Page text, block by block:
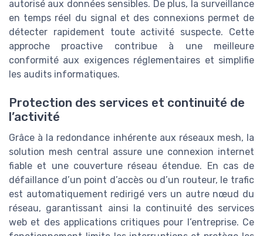
autorisé aux données sensibles. De plus, la surveillance
en temps réel du signal et des connexions permet de
détecter rapidement toute activité suspecte. Cette
approche proactive contribue à une meilleure
conformité aux exigences réglementaires et simplifie
les audits informatiques.
Protection des services et continuité de
l’activité
Grâce à la redondance inhérente aux réseaux mesh, la
solution mesh central assure une connexion internet
fiable et une couverture réseau étendue. En cas de
défaillance d’un point d’accès ou d’un routeur, le trafic
est automatiquement redirigé vers un autre nœud du
réseau, garantissant ainsi la continuité des services
web et des applications critiques pour l’entreprise. Ce